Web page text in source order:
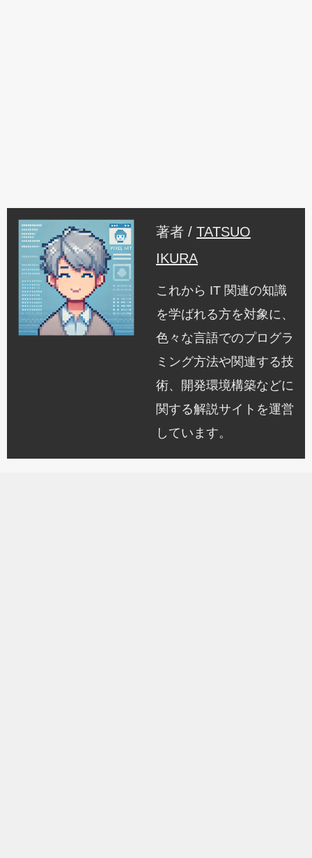
著者 / TATSUO
IKURA
これから IT 関連の知識
を学ばれる方を対象に、
色々な言語でのプログラ
ミング方法や関連する技
術、開発環境構築などに
関する解説サイトを運営
しています。